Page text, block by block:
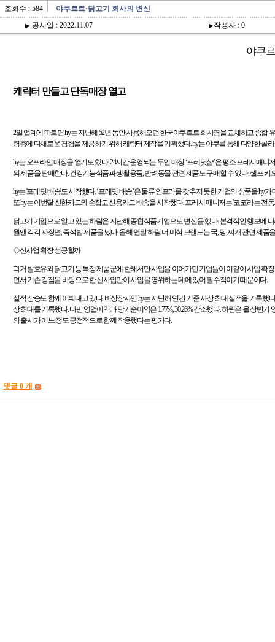
조회수 : 584 야쿠르트·닭고기 회사의 변신
▶ 공시일 : 2022.11.07 ▶작성자 : 0
야쿠
캐릭터 만들고 단독매장 열고
2일 업계에 따르면hy는 지난해 52년 동안 사용해오던 한국야쿠르트 회사명을 교체하고 종합
령층에 다채로운 경험을 제공하기 위해 캐릭터 제작을 기획했다. hy는 야쿠를 통해 다양한 콜
hy는 오프라인 매장을 열기도 했다. 24시간 운영되는 무인 매장‘프레딧샵’은 평소 프레시매니
의 제품을 판매한다.건강기능식품과 생활용품,반려동물 관련 제품도 구매할 수 있다.셀프 키
hy는프레딧 배송도 시작했다. ‘프레딧 배송’은 물류 인프라를 갖추지 못한 기업의 상품을hy가
또hy는 이번달 신한카드와 손잡고 신용카드 배송을 시작했다.프레시 매니저는코코라는 전
닭고기 기업으로 알고 있는 하림은 지난해 종합식품기업으로 변신을 했다. 본격적인 행보에
월엔 각각 자장면,즉석밥 제품을 냈다.올해 연말 하림 더 미식 브랜드는 국,탕,찌개 관련 제품
◇신사업 확장 성공할까
과거 발효유와 닭고기 등 특정 제품군에 한해서만 사업을 이어가던 기업들이 이같이 사업 확
면서 기존 강점을 바탕으로 한 신사업만이 사업을 영위하는 데에 있어 필수적이기 때문이다.
실적 상승도 함께 이뤄내고 있다. 비상장사인hy는 지난해 연간 기준 사상 최대 실적을 기록했다
상 최대를 기록했다.다만 영업이익과 당기순이익은 1.77%, 30.26%감소했다.하림은 올 상반기
의 출시가 어느 정도 긍정적으로 함께 작용했다는 평가다.
댓글 0 개